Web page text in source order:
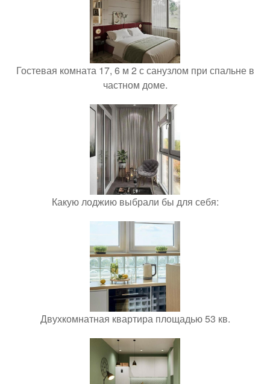
Гостевая комната 17, 6 м 2 с санузлом при спальне в
частном доме.
Какую лоджию выбрали бы для себя:
Двухкомнатная квартира площадью 53 кв.